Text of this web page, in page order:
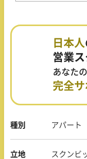
種別 アパート
立地 スクンビ
日本人
営業
あなた
完全サ